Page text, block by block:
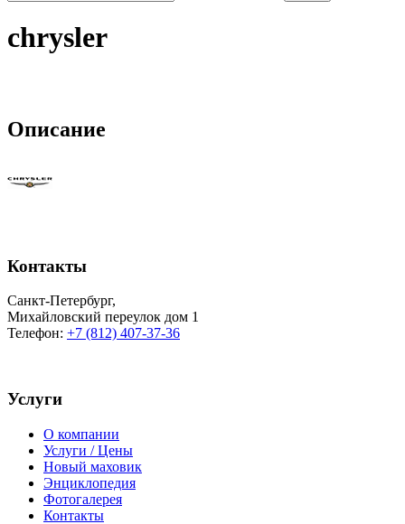
chrysler
Описание
Контакты
Санкт-Петербург,
Михайловский переулок дом 1
Телефон: +7 (812) 407-37-36
Услуги
О компании
Услуги / Цены
Новый маховик
Энциклопедия
Фотогалерея
Контакты